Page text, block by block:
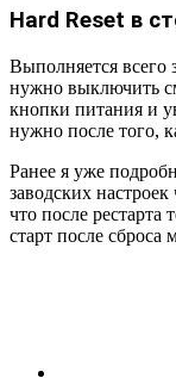
Hard Reset в
Выполняется всего
нужно выключить
кнопки питания и
нужно после того,
Ранее я уже
заводских
что после рестарта
старт после сброса